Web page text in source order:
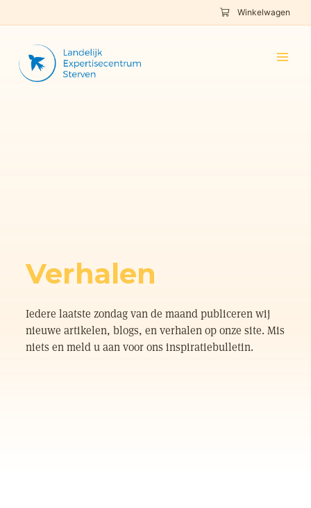
Winkelwagen
Verhalen
Iedere laatste zondag van de maand publiceren wij
nieuwe artikelen, blogs, en verhalen op onze site. Mis
niets en meld u aan voor ons inspiratiebulletin.